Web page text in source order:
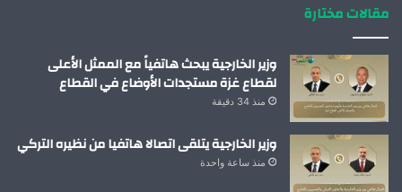
مقالات مختارة
وزير الخارجية يبحث هاتفياً مع الممثل الأعلى
لقطاع غزة مستجدات الأوضاع في القطاع
منذ 34 دقيقة
وزير الخارجية يتلقى اتصالا هاتفيا من نظيره التركي
منذ ساعة واحدة